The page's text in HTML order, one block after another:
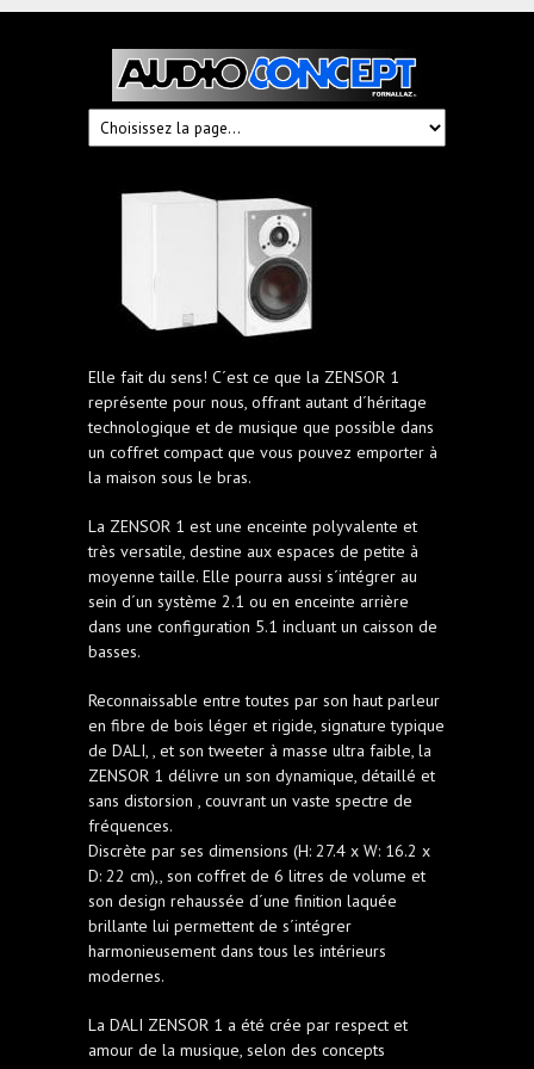
Audioconcept
Fornallaz
Elle fait du sens! C´est ce que la ZENSOR 1
représente pour nous, offrant autant d´héritage
technologique et de musique que possible dans
un coffret compact que vous pouvez emporter à
la maison sous le bras.
La ZENSOR 1 est une enceinte polyvalente et
très versatile, destine aux espaces de petite à
moyenne taille. Elle pourra aussi s´intégrer au
sein d´un système 2.1 ou en enceinte arrière
dans une configuration 5.1 incluant un caisson de
basses.
Reconnaissable entre toutes par son haut parleur
en fibre de bois léger et rigide, signature typique
de DALI, , et son tweeter à masse ultra faible, la
ZENSOR 1 délivre un son dynamique, détaillé et
sans distorsion , couvrant un vaste spectre de
fréquences.
Discrète par ses dimensions (H: 27.4 x W: 16.2 x
D: 22 cm),, son coffret de 6 litres de volume et
son design rehaussée d´une finition laquée
brillante lui permettent de s´intégrer
harmonieusement dans tous les intérieurs
modernes.
La DALI ZENSOR 1 a été crée par respect et
amour de la musique, selon des concepts